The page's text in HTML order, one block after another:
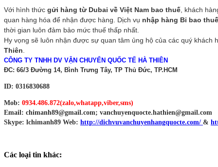
Với hình thức gửi hàng từ Dubai về Việt Nam bao thuế , khách
quan hàng hóa để nhận được hàng. Dịch vụ nhập hàng Bỉ bao thuế
thời gian luôn đảm bảo mức thuế thấp nhất.
Hy vọng sẽ luôn nhận được sự quan tâm ủng hộ của các quý
Thiên
CÔNG TY TNHH DV VẬN CHUYỂN QUỐC TẾ HÀ THIÊN
ĐC: 66/3 Đường 14, Bình Trưng Tây, TP Thủ Đức, TP.HCM
ID: 0316830688
Mob: 0934.486.872(zalo,whatapp,viber,sms)
Email: chimanh89@gmail.com; vanchuyenquocte.hathien@gmail.com
Skype: lchimanh89 Web: http://dichvuvanchuyenhangquocte.com/ &
Các loại tin khác: